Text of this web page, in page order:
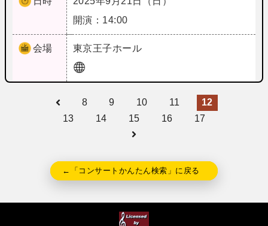
開演：14:00
会場 東京王子ホール
8 9 10 11
12
13
14 15 16 17
←「コンサートかんたん検索」に戻る